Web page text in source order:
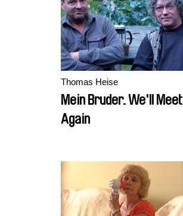
Thomas Heise
Mein Bruder. We'll Meet
Again